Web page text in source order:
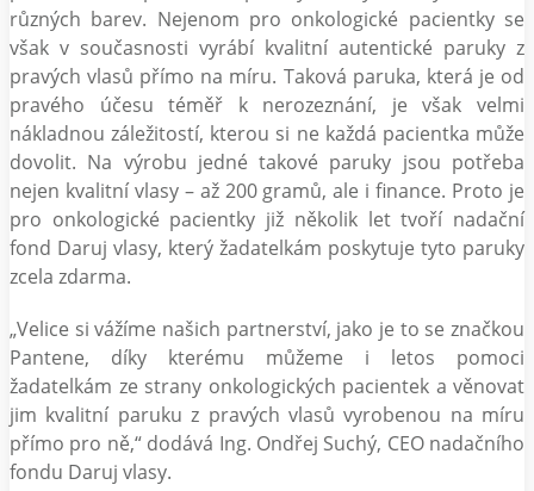
různých barev. Nejenom pro onkologické pacientky se
však v současnosti vyrábí kvalitní autentické paruky z
pravých vlasů přímo na míru. Taková paruka, která je od
pravého účesu téměř k nerozeznání, je však velmi
nákladnou záležitostí, kterou si ne každá pacientka může
dovolit. Na výrobu jedné takové paruky jsou potřeba
nejen kvalitní vlasy – až 200 gramů, ale i finance. Proto je
pro onkologické pacientky již několik let tvoří nadační
fond Daruj vlasy, který žadatelkám poskytuje tyto paruky
zcela zdarma.
„Velice si vážíme našich partnerství, jako je to se značkou
Pantene, díky kterému můžeme i letos pomoci
žadatelkám ze strany onkologických pacientek a věnovat
jim kvalitní paruku z pravých vlasů vyrobenou na míru
přímo pro ně,“ dodává Ing. Ondřej Suchý, CEO nadačního
fondu Daruj vlasy.